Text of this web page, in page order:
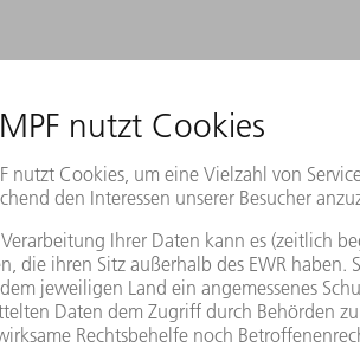
IN DER INSTANDHALTUNG
über Störungsmeldungen und
sparen Zeit und damit bares Geld.